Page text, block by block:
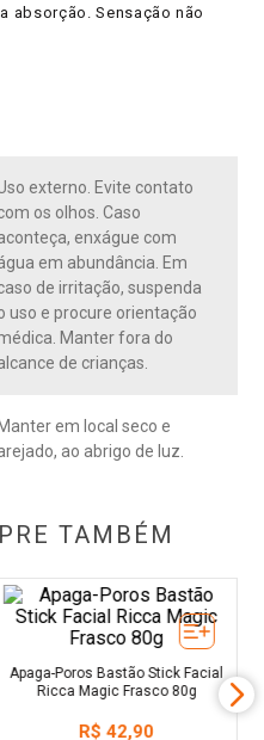
absorção. Sensação não
externo. Evite contato
os olhos. Caso
enxágue com
em abundância. Em
de irritação, suspenda
uso e procure orientação
Manter fora do
de crianças.
Manter em local seco e
ao abrigo de luz.
TAMBÉM